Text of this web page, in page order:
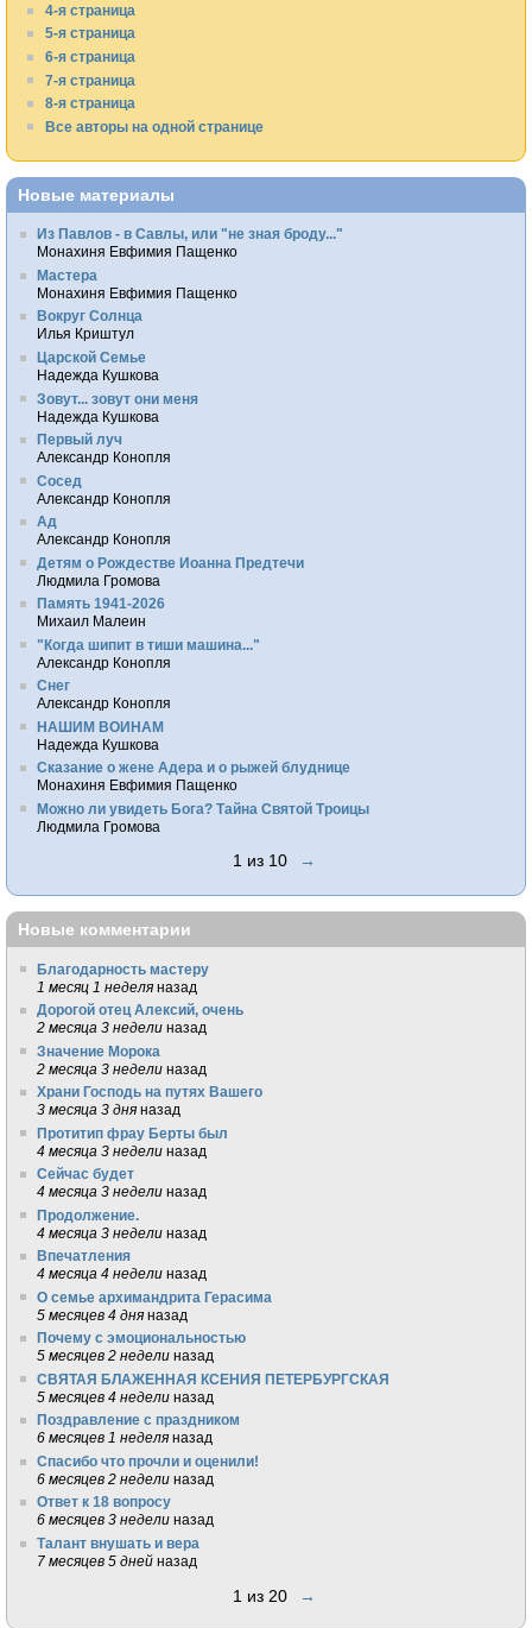
4-я страница
5-я страница
6-я страница
7-я страница
8-я страница
Все авторы на одной странице
Новые материалы
Из Павлов - в Савлы, или "не зная броду..."
Монахиня Евфимия Пащенко
Мастера
Монахиня Евфимия Пащенко
Вокруг Солнца
Илья Криштул
Царской Семье
Надежда Кушкова
Зовут... зовут они меня
Надежда Кушкова
Первый луч
Александр Конопля
Сосед
Александр Конопля
Ад
Александр Конопля
Детям о Рождестве Иоанна Предтечи
Людмила Громова
Память 1941-2026
Михаил Малеин
"Когда шипит в тиши машина..."
Александр Конопля
Снег
Александр Конопля
НАШИМ ВОИНАМ
Надежда Кушкова
Сказание о жене Адера и о рыжей блуднице
Монахиня Евфимия Пащенко
Можно ли увидеть Бога? Тайна Святой Троицы
Людмила Громова
1 из 10 →
Новые комментарии
Благодарность мастеру
1 месяц 1 неделя назад
Дорогой отец Алексий, очень
2 месяца 3 недели назад
Значение Морока
2 месяца 3 недели назад
Храни Господь на путях Вашего
3 месяца 3 дня назад
Протитип фрау Берты был
4 месяца 3 недели назад
Сейчас будет
4 месяца 3 недели назад
Продолжение.
4 месяца 3 недели назад
Впечатления
4 месяца 4 недели назад
О семье архимандрита Герасима
5 месяцев 4 дня назад
Почему с эмоциональностью
5 месяцев 2 недели назад
СВЯТАЯ БЛАЖЕННАЯ КСЕНИЯ ПЕТЕРБУРГСКАЯ
5 месяцев 4 недели назад
Поздравление с праздником
6 месяцев 1 неделя назад
Спасибо что прочли и оценили!
6 месяцев 2 недели назад
Ответ к 18 вопросу
6 месяцев 3 недели назад
Талант внушать и вера
7 месяцев 5 дней назад
1 из 20 →